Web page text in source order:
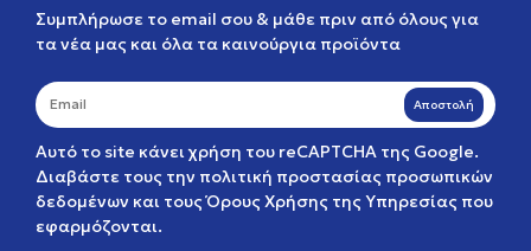
Συμπλήρωσε το email σου & μάθε πριν από όλους για
τα νέα μας και όλα τα καινούργια προϊόντα
Αποστολή
Αυτό το site κάνει χρήση του reCAPTCHA της Google.
Διαβάστε τους την πολιτική προστασίας προσωπικών
δεδομένων και τουςΌρους Χρήσης της Υπηρεσίας που
εφαρμόζονται.